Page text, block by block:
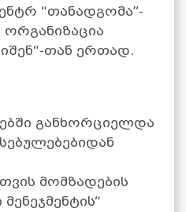
“თანადგომა”-
თან ერთად.
განხორციელდა
მომზადების